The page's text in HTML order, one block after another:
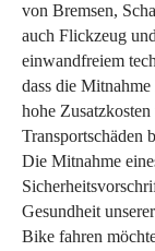
von Bremsen,
auch Flickzeug
einwandfreiem
dass die
hohe
Transportschäden
Die Mitnahme
Gesundheit
Bike fahren